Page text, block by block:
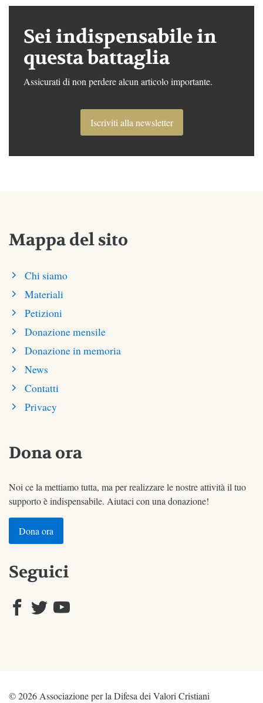
Sei indispensabile in
questa battaglia
Assicurati di non perdere alcun articolo importante.
Iscriviti alla newsletter
Mappa del sito
Chi siamo
Materiali
Petizioni
Donazione mensile
Donazione in memoria
News
Contatti
Privacy
Dona ora
Noi ce la mettiamo tutta, ma per realizzare le nostre attività il tuo
supporto è indispensabile. Aiutaci con una donazione!
Dona ora
Seguici
© 2026 Associazione per la Difesa dei Valori Cristiani